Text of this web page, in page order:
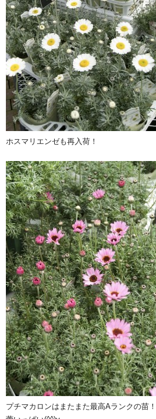
ホスマリエンゼも再入荷！
プチマカロンはまたまた最高Aランクの苗！